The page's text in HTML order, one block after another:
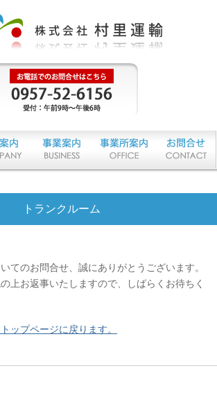
物流サービス
ンスを広げる、梱包・配送・在庫管理・販売等、総合物
流サービス
ーゼル燃料に精製し車両の燃料として再利用するプロ
ジェクト
様まで、社内旅行、研修旅行などもお問合せください
親切・丁寧・安心で奉仕する「ひっこし専門」大村・
トランクルーム
てのお問合せ、誠にありがとうございます。
上お返事いたしますので、しばらくお待ちく
ップページに戻ります。